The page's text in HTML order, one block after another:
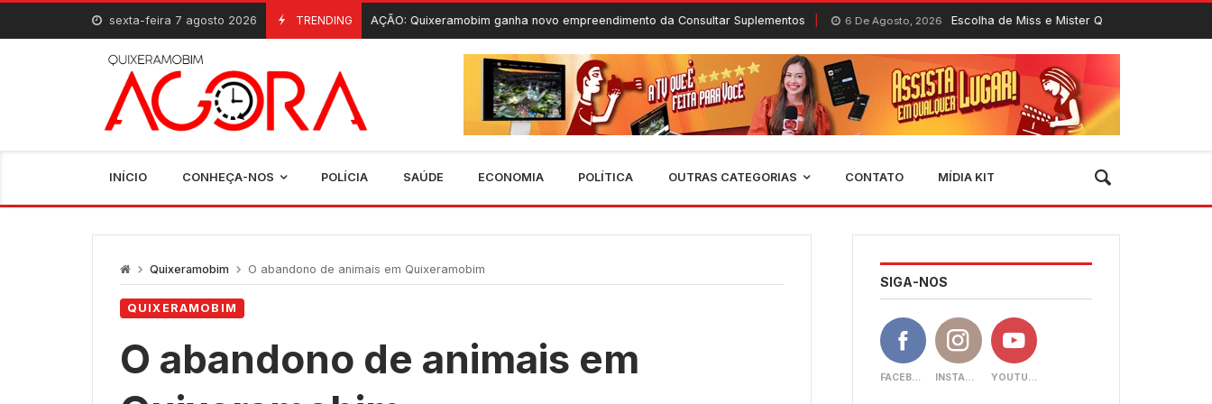
Skip
content
sexta-feira 7 agosto 2026 TRENDING
6 De Agosto, 2026 INAUGURAÇÃO: Quixeramobim ganha novo empreendimento da Consultar Suplementos 6 De Agosto, 2026 Escolha de Miss e Mister Quixeramobim 2026 acontece
INÍCIO CONHEÇA-NOS POLÍCIA SAÚDE ECONOMIA POLÍTICA OUTRAS CATEGORIAS CONTATO MÍDIA KIT
Quixeramobim O abandono de animais em Quixeramobim
QUIXERAMOBIM
O abandono de animais em
SIGA-NOS
FACEBOOK INSTAGRAM YOUTUBE